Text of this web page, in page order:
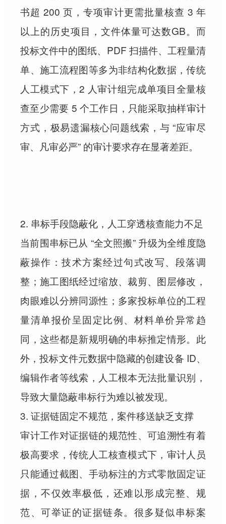
书超 200 页，专项审计更需批量核查 3 年
以上的历史项目，文件体量可达数GB。而
投标文件中的图纸、PDF 扫描件、工程量清
单、施工流程图等多为非结构化数据，传统
人工模式下，2 人审计组完成单项目全量核
查至少需要 5 个工作日，只能采取抽样审计
方式，极易遗漏核心问题线索，与 “应审尽
审、凡审必严” 的审计要求存在显著差距。
2. 串标手段隐蔽化，人工穿透核查能力不足
当前围串标已从 “全文照搬” 升级为全维度隐
蔽操作：技术方案经过句式改写、段落调
整；施工图纸经过缩放、裁剪、图层修改，
肉眼难以分辨同源性；多家投标单位的工程
量清单报价呈固定比例、材料单价异常趋
同，这些都是新规明确的串标推定情形。此
外，投标文件元数据中隐藏的创建设备 ID、
编辑作者等线索，人工根本无法批量识别，
导致大量隐蔽串标行为难以被发现。
3. 证据链固定不规范，案件移送缺乏支撑
审计工作对证据链的规范性、可追溯性有着
极高要求，传统人工核查模式下，审计人员
只能通过截图、手动标注的方式零散固定证
据，不仅效率极低，还难以形成完整、规
范、可举证的证据链条。很多疑似串标案